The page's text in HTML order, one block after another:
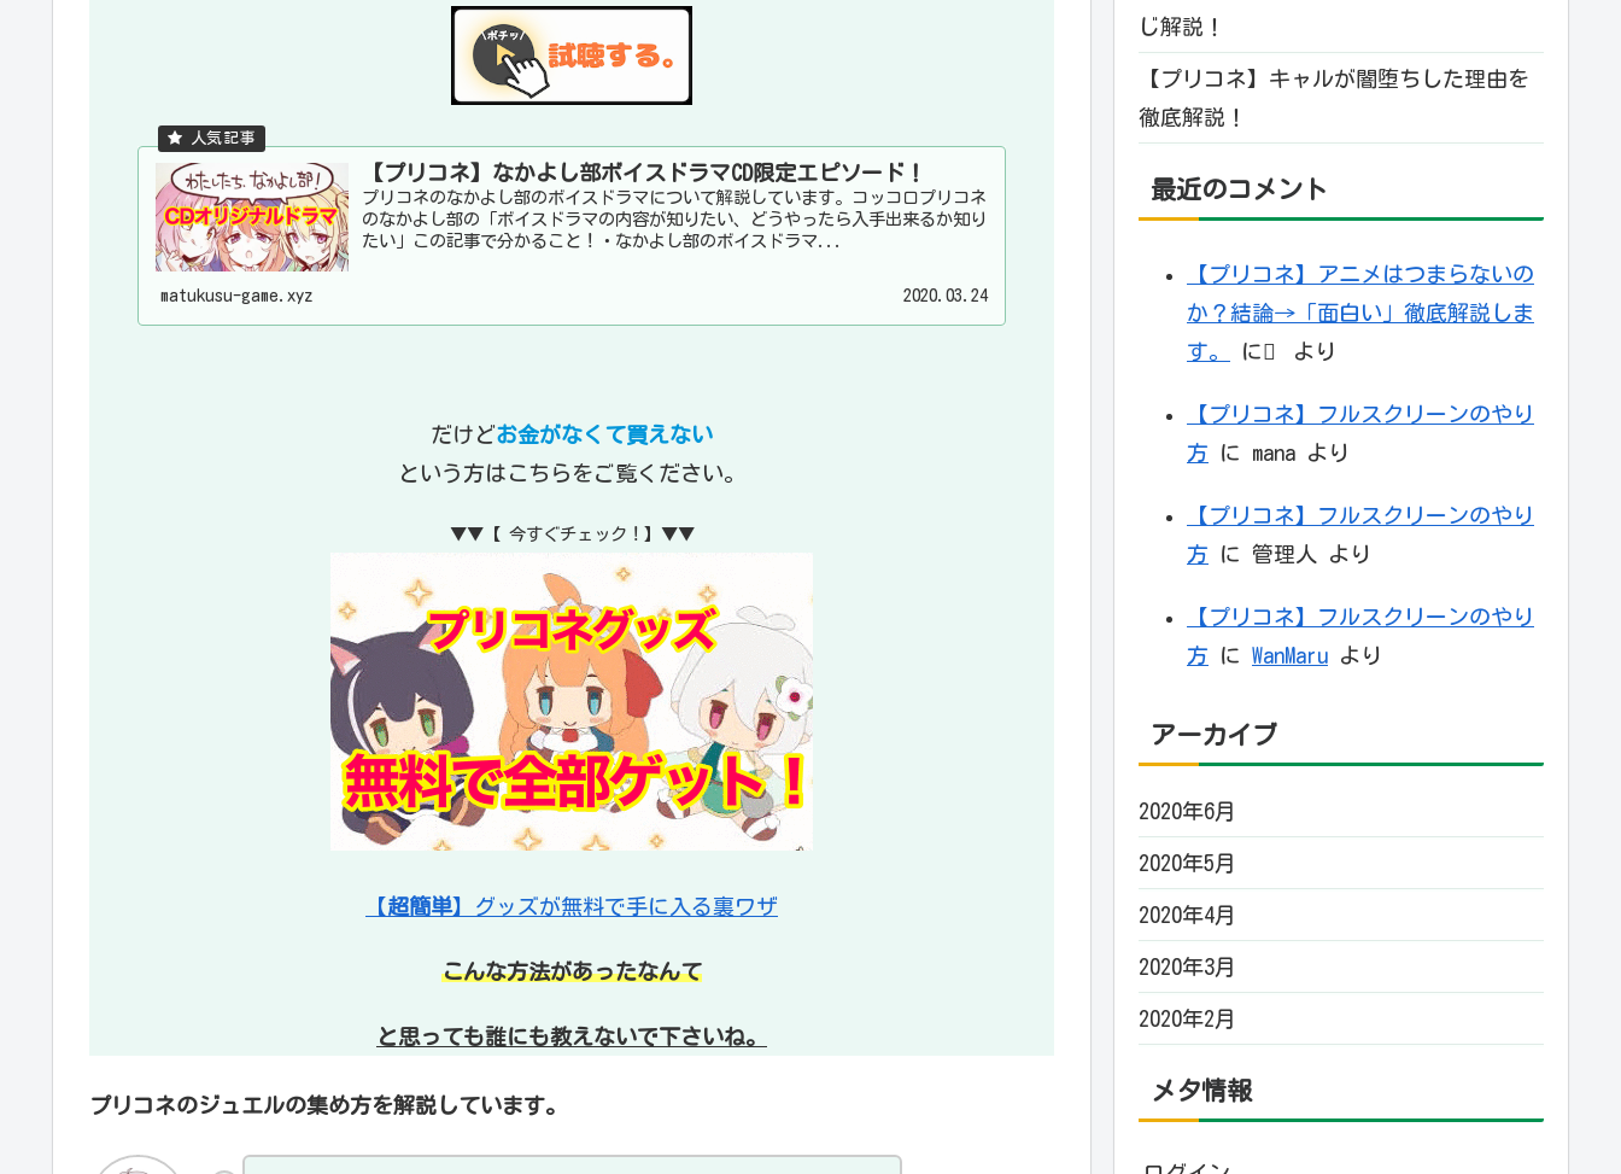
【プリコネ】なかよし部ボイスドラマCD限定エピソード！
プリコネのなかよし部のボイスドラマについて解説しています。コッコロプリコネ
のなかよし部の「ボイスドラマの内容が知りたい、どうやったら入手出来るか知り
たい」この記事で分かること！・なかよし部のボイスドラマ...
matukusu-game.xyz 2020.03.24
だけどお金がなくて買えない
という方はこちらをご覧ください。
▼▼【 今すぐチェック！】▼▼
【 超簡単】グッズが無料で手に入る裏ワザ
こんな方法があったなんて
と思っても誰にも教えないで下さいね。
プリコネのジュエルの集め方を解説しています。
じ解説！
【プリコネ】キャルが闇堕ちした理由を
徹底解説！
最近のコメント
【プリコネ】アニメはつまらないの
か？結論→「面白い」徹底解説しま
す。
に より
【プリコネ】フルスクリーンのやり
方 に mana より
【プリコネ】フルスクリーンのやり
方 に 管理人 より
【プリコネ】フルスクリーンのやり
方 に WanMaru より
アーカイブ
2020年6月
2020年5月
2020年4月
2020年3月
2020年2月
メタ情報